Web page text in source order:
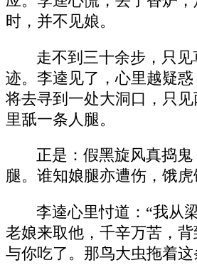
时，并不见娘。
走不到三十余步，只见
迹。李逵见了，心里越疑
将去寻到一处大洞口，只
里舐一条人腿。
正是：假黑旋风真捣
腿。谁知娘腿亦遭伤，饿虎
李逵心里忖道：“我从
老娘来取他，千辛万苦，
与你吃了。那鸟大虫拖着